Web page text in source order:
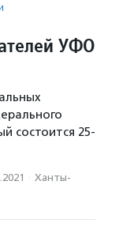
УФО
состоится 25-
· Ханты-